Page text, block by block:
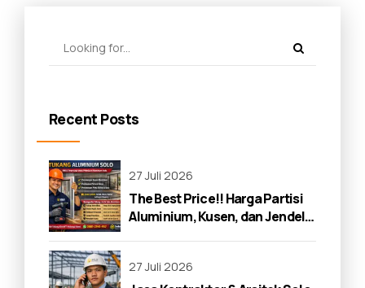
Recent Posts
27 Juli 2026
The Best Price!! Harga Partisi
Aluminium, Kusen, dan Jendela
27 Juli 2026